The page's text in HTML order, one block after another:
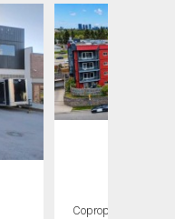
Copropriété